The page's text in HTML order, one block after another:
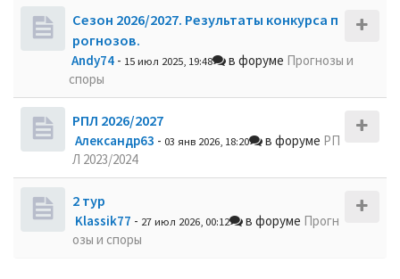
Сезон 2026/2027. Результаты конкурса п
рогнозов.
Andy74 - 15 июл 2025, 19:48 в форуме Прогнозы и
споры
РПЛ 2026/2027
Александр63 - 03 янв 2026, 18:20 в форуме РП
Л 2023/2024
2 тур
Klassik77 - 27 июл 2026, 00:12 в форуме Прогн
озы и споры